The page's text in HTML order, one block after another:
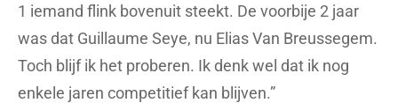
1 iemand flink bovenuit steekt. De voorbije 2 jaar
was dat Guillaume Seye, nu Elias Van Breussegem.
Toch blijf ik het proberen. Ik denk wel dat ik nog
enkele jaren competitief kan blijven.”